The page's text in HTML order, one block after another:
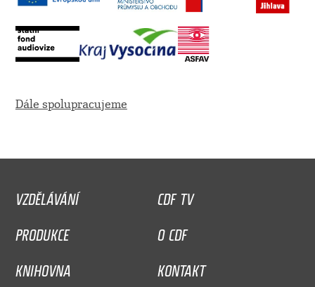
Dále spolupracujeme
VZDĚLÁVÁNÍ
CDF TV
PRODUKCE
O CDF
KNIHOVNA
KONTAKT